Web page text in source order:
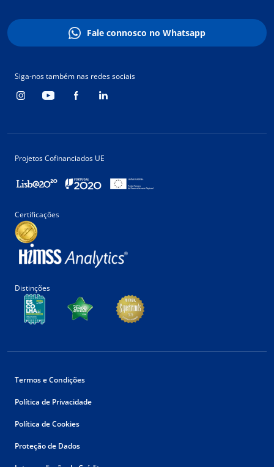
Fale connosco no Whatsapp
Siga-nos também nas redes sociais
Projetos Cofinanciados UE
Certificações
Distinções
Termos e Condições
Política de Privacidade
Política de Cookies
Proteção de Dados